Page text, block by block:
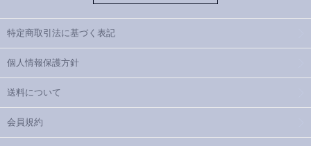
特定商取引法に基づく表記
個人情報保護方針
送料について
会員規約